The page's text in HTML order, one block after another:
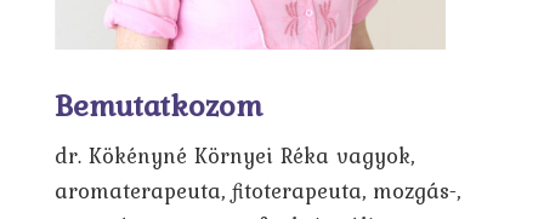
Bemutatkozom
dr. Kökényné Környei Réka vagyok,
aromaterapeuta, fitoterapeuta, mozgás-,